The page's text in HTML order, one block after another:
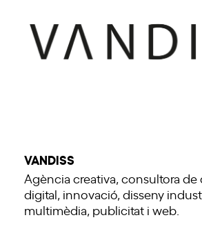
VANDISS
Agència creativa, consultora de
digital, innovació, disseny
multimèdia, publicitat i web.